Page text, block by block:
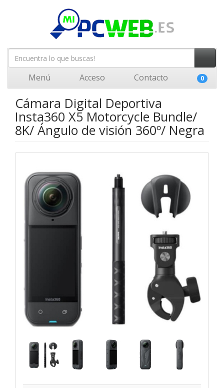
Menú Acceso Contacto 0
Cámara Digital Deportiva
Insta360 X5 Motorcycle Bundle/
8K/ Ángulo de visión 360º/ Negra